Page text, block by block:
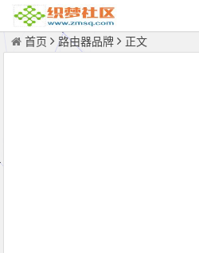
首页 路由器品牌 正文